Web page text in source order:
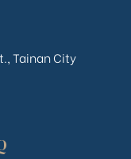
Tainan City